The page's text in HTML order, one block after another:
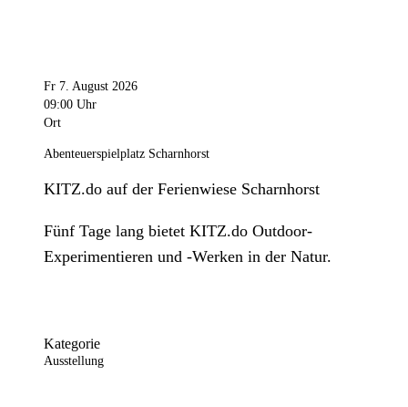
Fr 7. August 2026
09:00 Uhr
Ort
Abenteuerspielplatz Scharnhorst
KITZ.do auf der Ferienwiese Scharnhorst
Fünf Tage lang bietet KITZ.do Outdoor-
Experimentieren und -Werken in der Natur.
Kategorie
Ausstellung